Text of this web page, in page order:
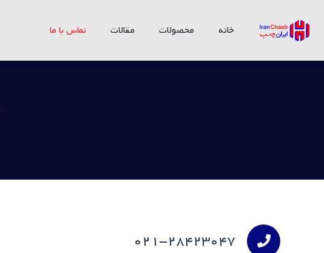
خانه محصولات مقالات تماس با ما
021-28423047